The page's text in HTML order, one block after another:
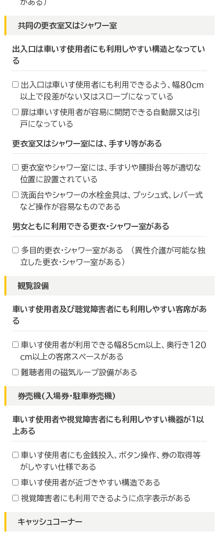
がある）
共同の更衣室又はシャワー室
出入口は車いす使用者にも利用しやすい構造となってい
る
出入口は車いす使用者にも利用できるよう、幅８０ｃｍ
以上で段差がない又はスロープになっている
扉は車いす使用者が容易に開閉できる自動扉又は引
戸になっている
更衣室又はシャワー室には、手すり等がある
更衣室やシャワー室には、手すりや腰掛台等が適切な
位置に設置されている
洗面台やシャワーの水栓金具は、プッシュ式、レバー式
など操作が容易なものである
男女ともに利用できる更衣・シャワー室がある
多目的更衣・シャワー室がある （異性介護が可能な独
立した更衣・シャワー室がある）
観覧設備
車いす使用者及び聴覚障害者にも利用しやすい客席があ
る
車いす使用者が利用できる幅８５ｃｍ以上、奥行き１２０
ｃｍ以上の客席スペースがある
難聴者用の磁気ループ設備がある
券売機(入場券・駐車券売機)
車いす使用者や視覚障害者にも利用しやすい機器が１以
上ある
車いす使用者にも金銭投入、ボタン操作、券の取得等
がしやすい仕様である
車いす使用者が近づきやすい構造である
視覚障害者にも利用できるように点字表示がある
キャッシュコーナー